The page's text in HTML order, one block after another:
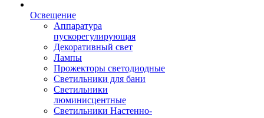
Освещение
Аппаратура
пускорегулирующая
Декоративный свет
Лампы
Прожекторы светодиодные
Светильники для бани
Светильники
люминисцентные
Светильники Настенно-